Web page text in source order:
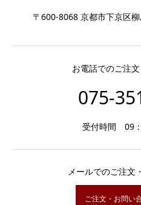
〒600-8068 京都市下京区
お電話でのご注
075-
受付時間 09
メールでのご注文
ご注文・お問い